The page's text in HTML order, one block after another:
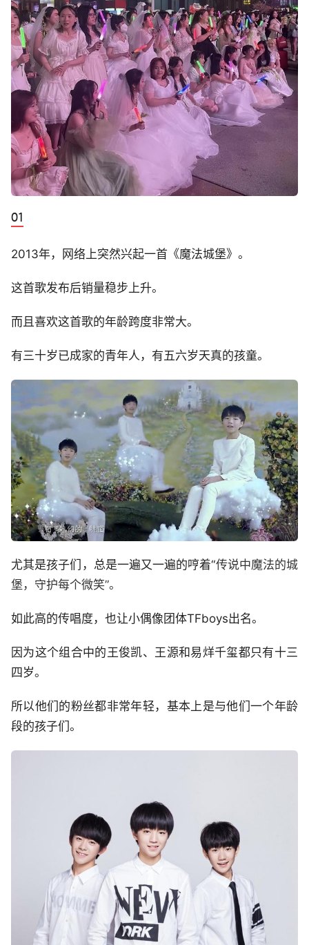
2013年，网络上突然兴起一首《魔法城堡》。
这首歌发布后销量稳步上升。
而且喜欢这首歌的年龄跨度非常大。
有三十岁已成家的青年人，有五六岁天真的孩童。
尤其是孩子们，总是一遍又一遍的哼着“传说中魔法的城
堡，守护每个微笑”。
如此高的传唱度，也让小偶像团体TFboys出名。
因为这个组合中的王俊凯、王源和易烊千玺都只有十三
四岁。
所以他们的粉丝都非常年轻，基本上是与他们一个年龄
段的孩子们。